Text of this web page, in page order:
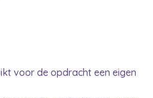
voor de opdracht een eigen